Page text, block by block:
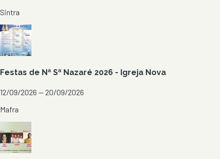
Sintra
Festas de Nª Sª Nazaré 2026 - Igreja Nova
12/09/2026 — 20/09/2026
Mafra